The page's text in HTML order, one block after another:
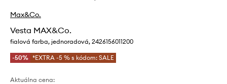
Max&Co.
Vesta MAX&Co.
fialová farba, jednoradová, 2426156011200
-50% *EXTRA -5 % s kódom: SALE
Aktuálna cena: